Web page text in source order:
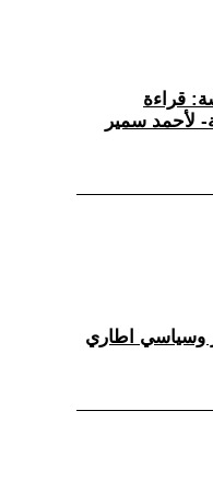
قراءة
لأحمد سمير